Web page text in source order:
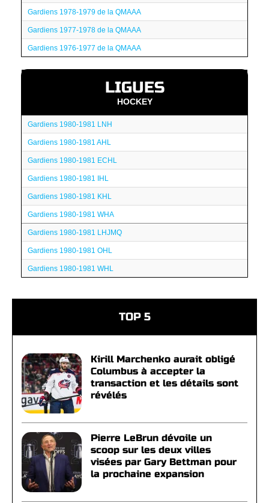
Gardiens 1978-1979 de la QMAAA
Gardiens 1977-1978 de la QMAAA
Gardiens 1976-1977 de la QMAAA
LIGUES
HOCKEY
Gardiens 1980-1981 LNH
Gardiens 1980-1981 AHL
Gardiens 1980-1981 ECHL
Gardiens 1980-1981 IHL
Gardiens 1980-1981 KHL
Gardiens 1980-1981 WHA
Gardiens 1980-1981 LHJMQ
Gardiens 1980-1981 OHL
Gardiens 1980-1981 WHL
TOP 5
Kirill Marchenko aurait obligé
Columbus à accepter la
transaction et les détails sont
révélés
Pierre LeBrun dévoile un
scoop sur les deux villes
visées par Gary Bettman pour
la prochaine expansion